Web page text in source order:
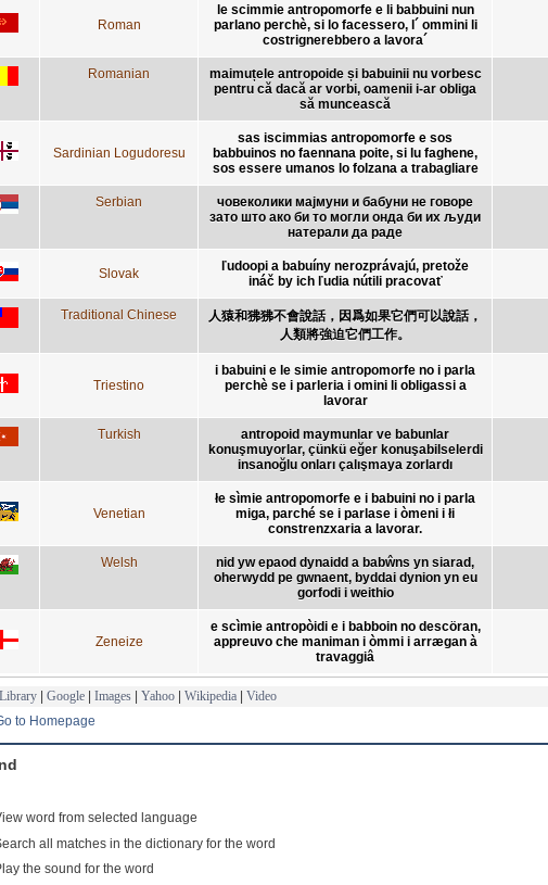
Roman
le scimmie antropomorfe e li babbuini nun
parlano perchè, si lo facessero, l´ ommini li
costrignerebbero a lavora´
Romanian
maimuțele antropoide și babuinii nu vorbesc
pentru că dacă ar vorbi, oamenii i-ar obliga
să muncească
Sardinian Logudoresu
sas iscimmias antropomorfe e sos
babbuinos no faennana poite, si lu faghene,
sos essere umanos lo folzana a trabagliare
Serbian
човеколики мајмуни и бабуни не говоре
зато што ако би то могли онда би их људи
натерали да раде
Slovak
ľudoopi a babuíny nerozprávajú, pretože
ináč by ich ľudia nútili pracovať
Traditional Chinese
人猿和狒狒不會說話，因爲如果它們可以說話，
人類將強迫它們工作。
Triestino
i babuini e le simie antropomorfe no i parla
perchè se i parleria i omini li obligassi a
lavorar
Turkish
antropoid maymunlar ve babunlar
konuşmuyorlar, çünkü eğer konuşabilselerdi
insanoğlu onları çalışmaya zorlardı
Venetian
łe sìmie antropomorfe e i babuini no i parla
miga, parché se i parlase i òmeni i łi
constrenzxaria a lavorar.
Welsh
nid yw epaod dynaidd a babŵns yn siarad,
oherwydd pe gwnaent, byddai dynion yn eu
gorfodi i weithio
Zeneize
e scìmie antropòidi e i babboin no descöran,
appreuvo che maniman i òmmi i arrægan à
travaggiâ
| Google | Images | Yahoo | Wikipedia | Video
to Homepage
word from selected language
all matches in the dictionary for the word
the sound for the word